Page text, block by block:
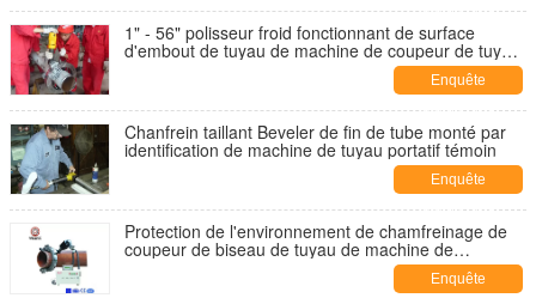
maintenant
1" - 56" polisseur froid fonctionnant de surface
d'embout de tuyau de machine de coupeur de tuyau
Enquête
maintenant
Chanfrein taillant Beveler de fin de tube monté par
identification de machine de tuyau portatif témoin
Enquête
maintenant
Protection de l'environnement de chamfreinage de
coupeur de biseau de tuyau de machine de
commande numérique par ordinateur de coupe
Enquête